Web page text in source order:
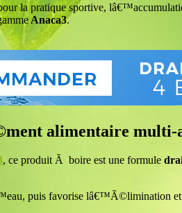
la pratique sportive,
Anaca3.
alimentaire multi-
, ce produit Ã boire est une formule
puis favorise lâ€™Ã©limination et